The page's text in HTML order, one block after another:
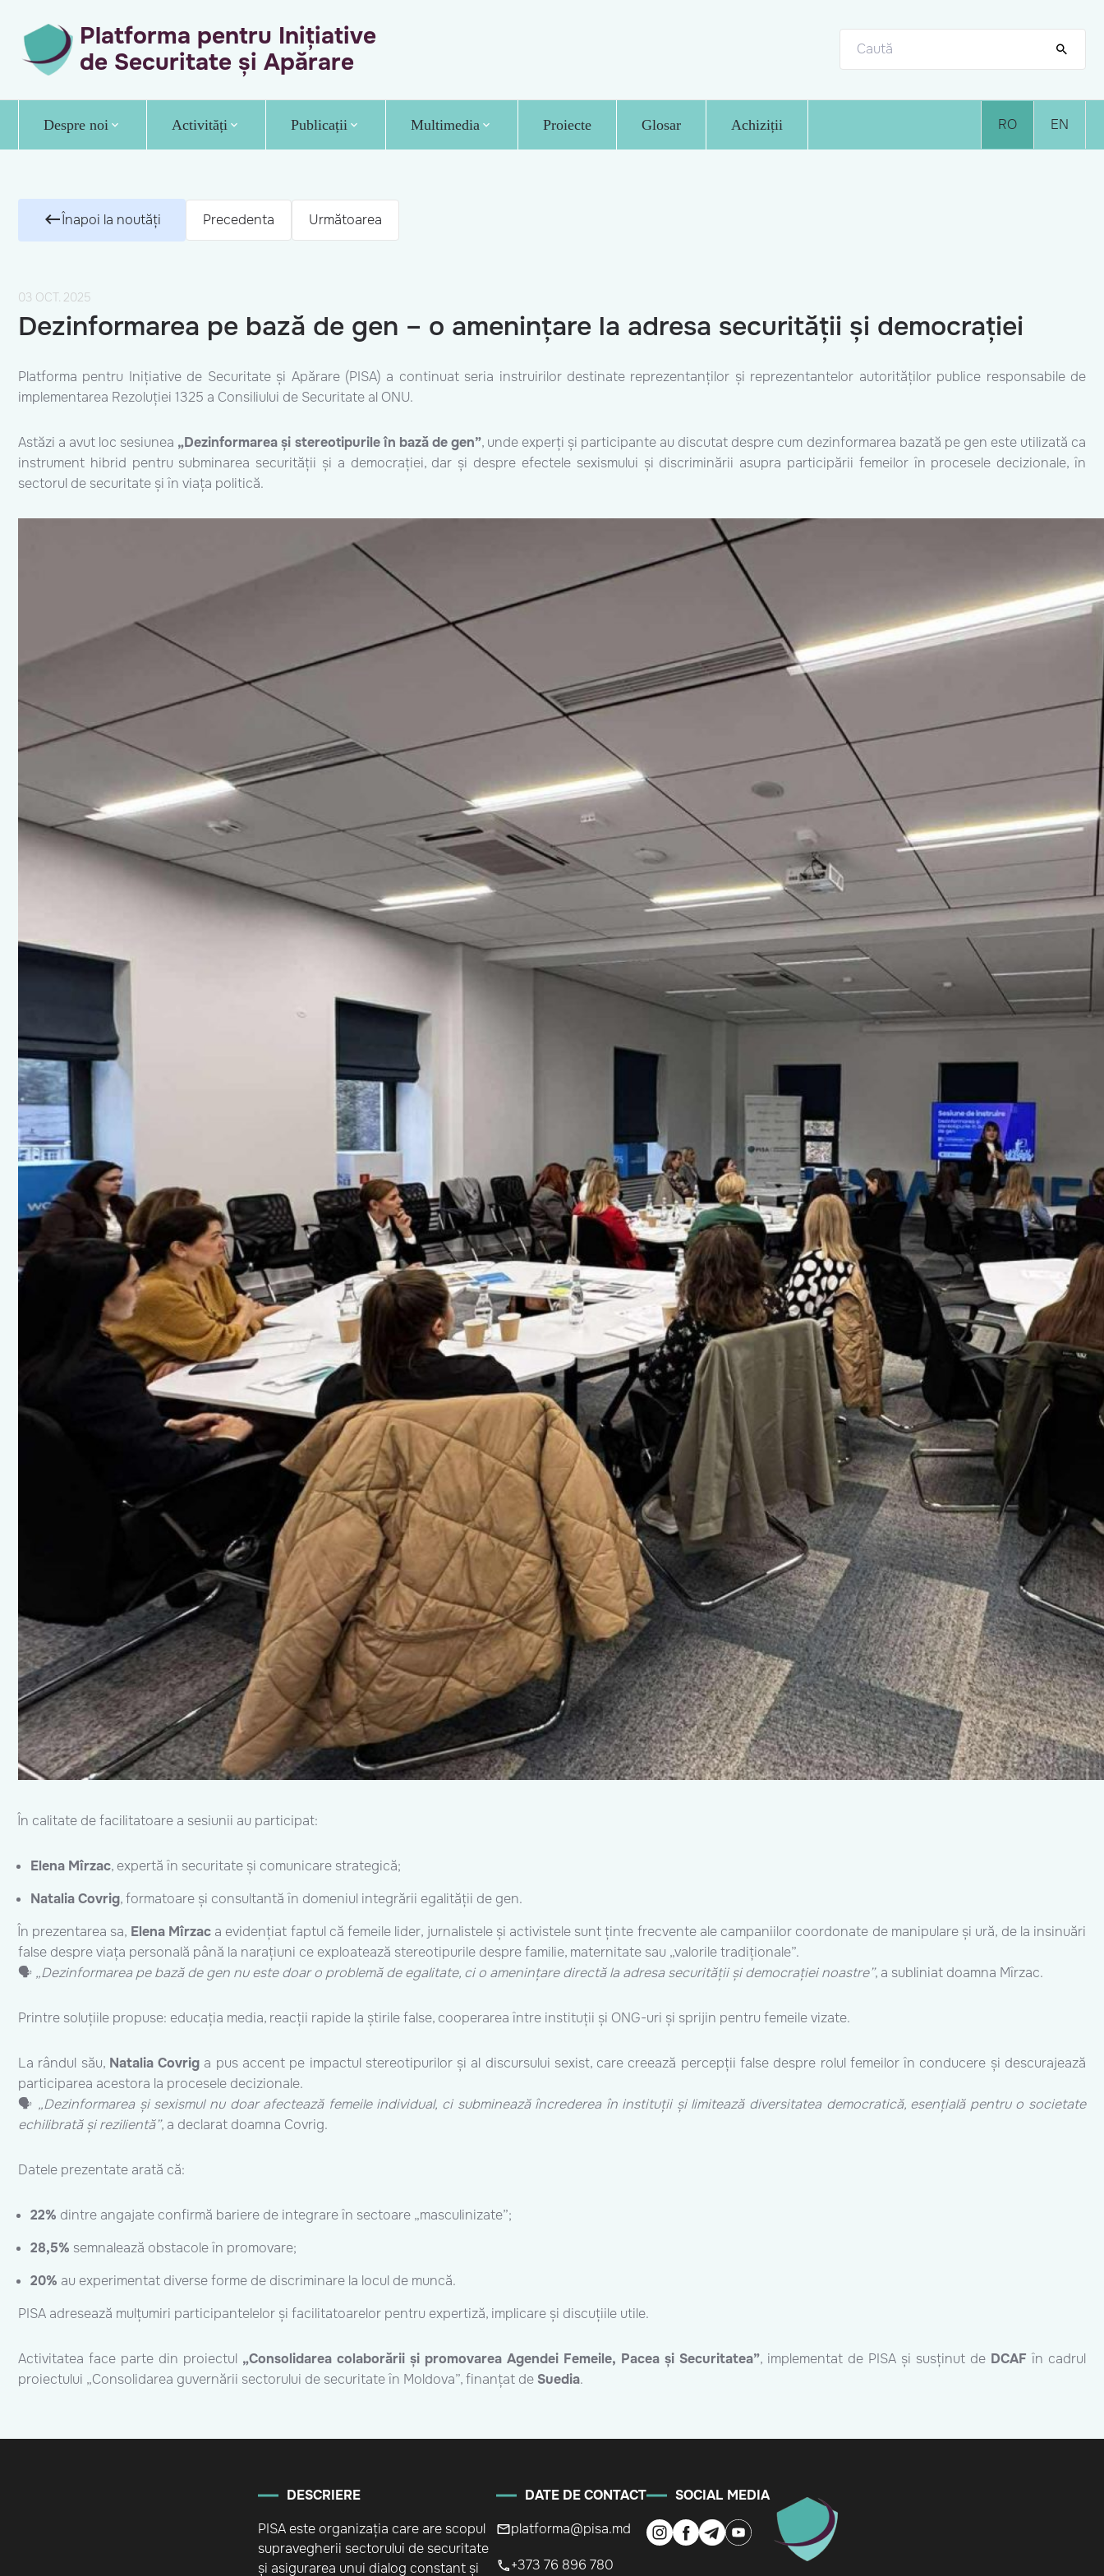
Platforma pentru Inițiative
de Securitate și Apărare
Despre noi Activități Publicații Multimedia Proiecte Glosar Achiziții RO EN
Înapoi la noutăți Precedenta Următoarea
03 OCT. 2025
Dezinformarea pe bază de gen – o amenințare la adresa securității și democrației
Platforma pentru Inițiative de Securitate și Apărare (PISA) a continuat seria instruirilor destinate reprezentanților și reprezentantelor autorităților publice responsabile de
implementarea Rezoluției 1325 a Consiliului de Securitate al ONU.
Astăzi a avut loc sesiunea „Dezinformarea și stereotipurile în bază de gen”, unde experți și participante au discutat despre cum dezinformarea bazată pe gen este utilizată ca
instrument hibrid pentru subminarea securității și a democrației, dar și despre efectele sexismului și discriminării asupra participării femeilor în procesele decizionale, în
sectorul de securitate și în viața politică.
În calitate de facilitatoare a sesiunii au participat:
Elena Mîrzac, expertă în securitate și comunicare strategică;
Natalia Covrig, formatoare și consultantă în domeniul integrării egalității de gen.
În prezentarea sa, Elena Mîrzaca evidențiat faptul că femeile lider, jurnalistele și activistele sunt ținte frecvente ale campaniilor coordonate de manipulare și ură, de la insinuări
false despre viața personală până la narațiuni ce exploatează stereotipurile despre familie, maternitate sau „valorile tradiționale”.
🗣 „Dezinformarea pe bază de gen nu este doar o problemă de egalitate, ci o amenințare directă la adresa securității și democrației noastre”, a subliniat doamna Mîrzac.
Printre soluțiile propuse: educația media, reacții rapide la știrile false, cooperarea între instituții și ONG-uri și sprijin pentru femeile vizate.
La rândul său, Natalia Covrig a pus accent pe impactul stereotipurilor și al discursului sexist, care creează percepții false despre rolul femeilor în conducere și descurajează
participarea acestora la procesele decizionale.
🗣 „Dezinformarea și sexismul nu doar afectează femeile individual, ci subminează încrederea în instituții și limitează diversitatea democratică, esențială pentru o societate
echilibrată și rezilientă”, a declarat doamna Covrig.
Datele prezentate arată că:
22% dintre angajate confirmă bariere de integrare în sectoare „masculinizate”;
28,5% semnalează obstacole în promovare;
20% au experimentat diverse forme de discriminare la locul de muncă.
PISA adresează mulțumiri participantelelor și facilitatoarelor pentru expertiză, implicare și discuțiile utile.
Activitatea face parte din proiectul „Consolidarea colaborării și promovarea Agendei Femeile, Pacea și Securitatea”, implementat de PISA și susținut de DCAF în cadrul
proiectului „Consolidarea guvernării sectorului de securitate în Moldova”, finanțat deSuedia.
DESCRIERE
PISA este organizația care are scopul
supravegherii sectorului de securitate
și asigurarea unui dialog constant și
DATE DE CONTACT
platforma@pisa.md
+373 76 896 780
SOCIAL MEDIA